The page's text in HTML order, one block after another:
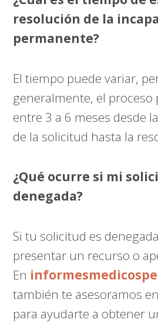
resolución de la
permanente?
El tiempo puede variar,
generalmente, el proceso
entre 3 a 6 meses desde
de la solicitud hasta la
¿Qué ocurre si mi
denegada?
Si tu solicitud es
presentar un recurso o
En
también te asesoramos
para ayudarte a obtener